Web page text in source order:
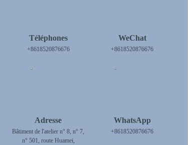
Téléphones
+8618520876676
WeChat
+8618520876676
Adresse
Bâtiment de l'atelier n° 8, n° 7,
n° 501, route Huamei,
WhatsApp
+8618520876676